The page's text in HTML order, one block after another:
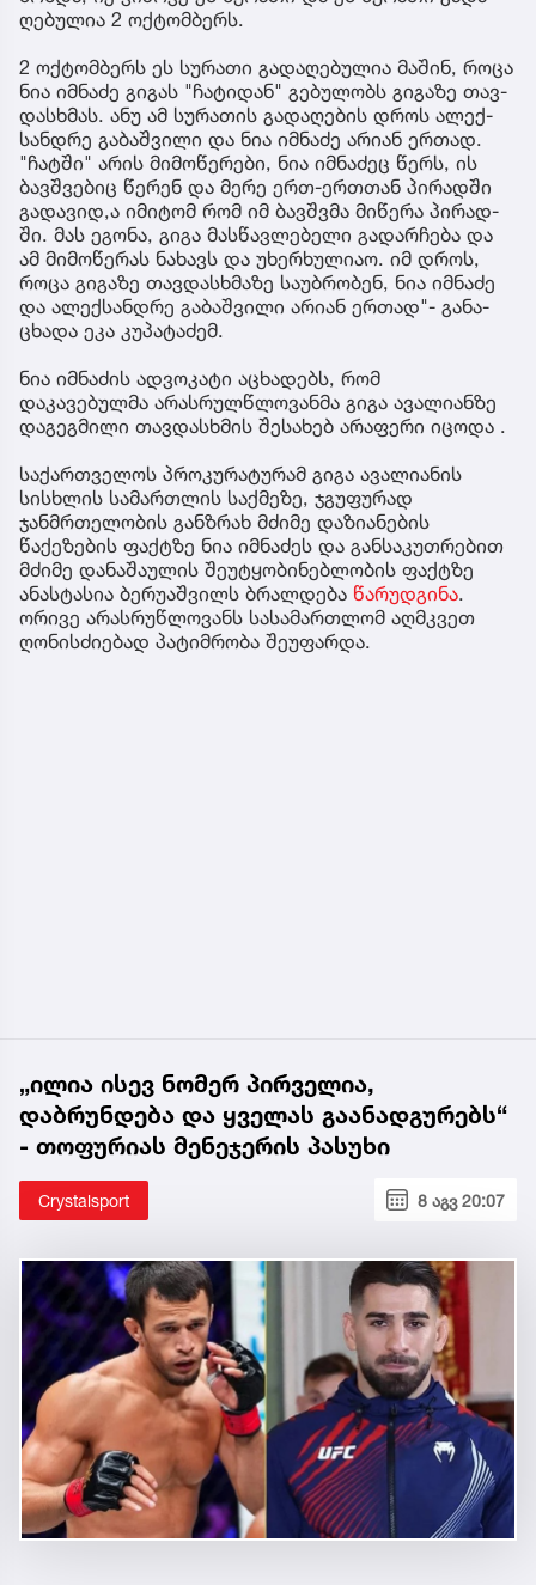
ღე­ბუ­ლია 2 ოქ­ტომ­ბერს.
2 ოქ­ტომ­ბერს ეს სუ­რა­თი გა­და­ღე­ბუ­ლია მა­შინ, როცა
ნია იმ­ნა­ძე გი­გას "ჩა­ტი­დან" გე­ბუ­ლობს გი­გა­ზე თავ­
დას­ხმას. ანუ ამ სუ­რა­თის გა­და­ღე­ბის დროს ალექ­
სან­დრე გა­ბაშ­ვი­ლი და ნია იმ­ნა­ძე არი­ან ერ­თად.
"ჩატ­ში" არის მი­მო­წე­რე­ბი, ნია იმ­ნა­ძეც წერს, ის
ბავ­შვე­ბიც წე­რენ და მერე ერთ-ერ­თთან პი­რად­ში
გა­და­ვი­დ,ა იმი­ტომ რომ იმ ბავ­შვმა მი­წე­რა პი­რად­
ში. მას ეგო­ნა, გიგა მას­წავ­ლე­ბე­ლი გა­დარ­ჩე­ბა და
ამ მი­მო­წე­რას ნა­ხავს და უხერ­ხუ­ლი­აო. იმ დროს,
როცა გი­გა­ზე თავ­დას­ხმა­ზე სა­უბ­რო­ბენ, ნია იმ­ნა­ძე
და ალექ­სან­დრე გა­ბაშ­ვი­ლი არი­ან ერ­თად"- გა­ნა­
ცხა­და ეკა კუ­პა­ტა­ძემ.
ნია იმნაძის ადვოკატი აცხადებს, რომ
დაკავებულმა არასრულწლოვანმა გიგა ავალიანზე
დაგეგმილი თავდასხმის შესახებ არაფერი იცოდა .
საქართველოს პროკურატურამ გიგა ავალიანის
სისხლის სამართლის საქმეზე, ჯგუფურად
ჯანმრთელობის განზრახ მძიმე დაზიანების
წაქეზების ფაქტზე ნია იმნაძეს და განსაკუთრებით
მძიმე დანაშაულის შეუტყობინებლობის ფაქტზე
ანასტასია ბერუაშვილს ბრალდება წარუდგინა.
ორივე არასრუწლოვანს სასამართლომ აღმკვეთ
ღონისძიებად პატიმრობა შეუფარდა.
„ილია ისევ ნომერ პირველია,
დაბრუნდება და ყველას გაანადგურებს“
- თოფურიას მენეჯერის პასუხი
Crystalsport 8 აგვ 20:07